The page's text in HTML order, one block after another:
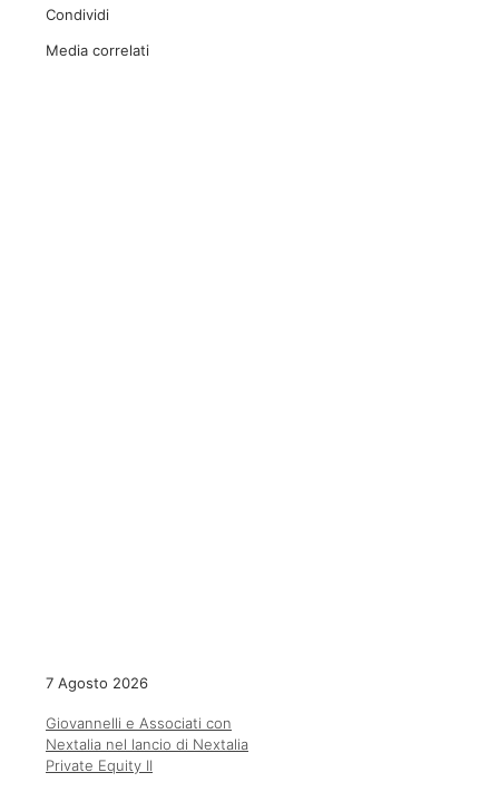
Condividi
Media correlati
7 Agosto 2026
Giovannelli e Associati con
Nextalia nel lancio di Nextalia
Private Equity II